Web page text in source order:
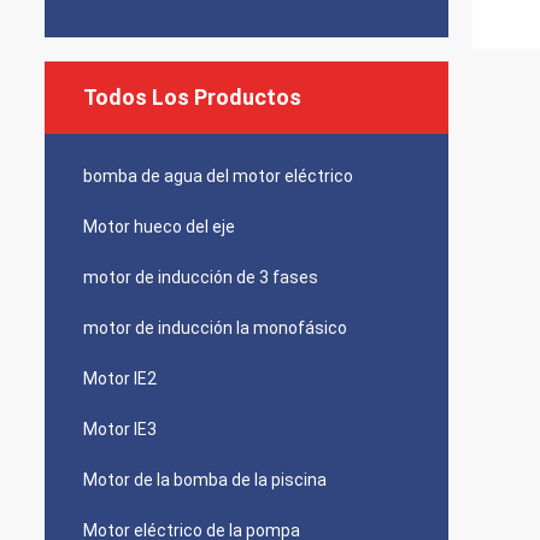
Todos Los Productos
bomba de agua del motor eléctrico
Motor hueco del eje
motor de inducción de 3 fases
motor de inducción la monofásico
Motor IE2
Motor IE3
Motor de la bomba de la piscina
Motor eléctrico de la pompa